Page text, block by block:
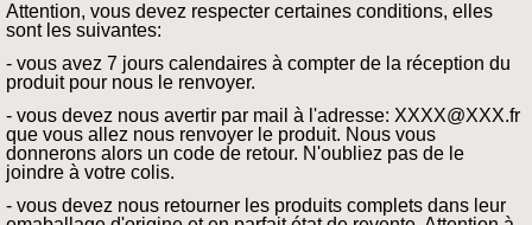
Attention, vous devez respecter certaines conditions, elles
sont les suivantes:
- vous avez 7 jours calendaires à compter de la réception du
produit pour nous le renvoyer.
- vous devez nous avertir par mail à l'adresse: XXXX@XXX.fr
que vous allez nous renvoyer le produit. Nous vous
donnerons alors un code de retour. N'oubliez pas de le
joindre à votre colis.
- vous devez nous retourner les produits complets dans leur